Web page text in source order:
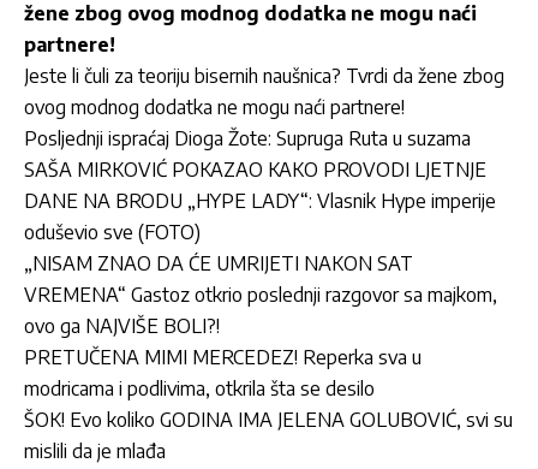
žene zbog ovog modnog dodatka ne mogu naći
partnere!
Jeste li čuli za teoriju bisernih naušnica? Tvrdi da žene zbog
ovog modnog dodatka ne mogu naći partnere!
Posljednji ispraćaj Dioga Žote: Supruga Ruta u suzama
SAŠA MIRKOVIĆ POKAZAO KAKO PROVODI LJETNJE
DANE NA BRODU „HYPE LADY“: Vlasnik Hype imperije
oduševio sve (FOTO)
„NISAM ZNAO DA ĆE UMRIJETI NAKON SAT
VREMENA“ Gastoz otkrio poslednji razgovor sa majkom,
ovo ga NAJVIŠE BOLI?!
PRETUČENA MIMI MERCEDEZ! Reperka sva u
modricama i podlivima, otkrila šta se desilo
ŠOK! Evo koliko GODINA IMA JELENA GOLUBOVIĆ, svi su
mislili da je mlađa